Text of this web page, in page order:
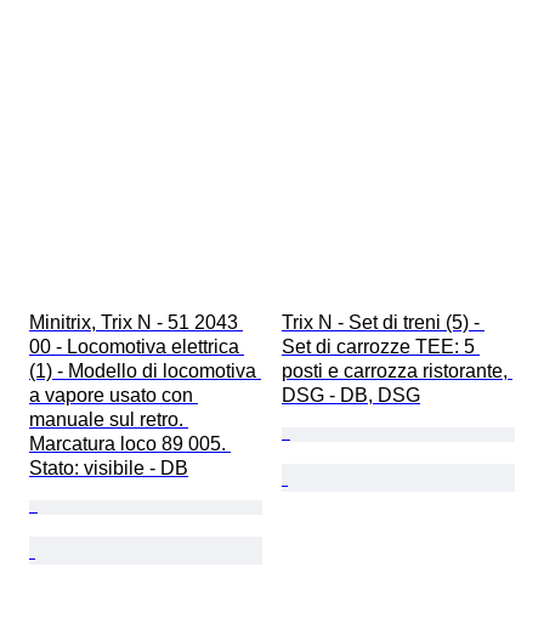
Minitrix, Trix N - 51 2043
00 - Locomotiva elettrica
(1) - Modello di locomotiva
a vapore usato con
manuale sul retro.
Marcatura loco 89 005.
Stato: visibile - DB
Trix N - Set di treni (5) -
Set di carrozze TEE: 5
posti e carrozza ristorante,
DSG - DB, DSG